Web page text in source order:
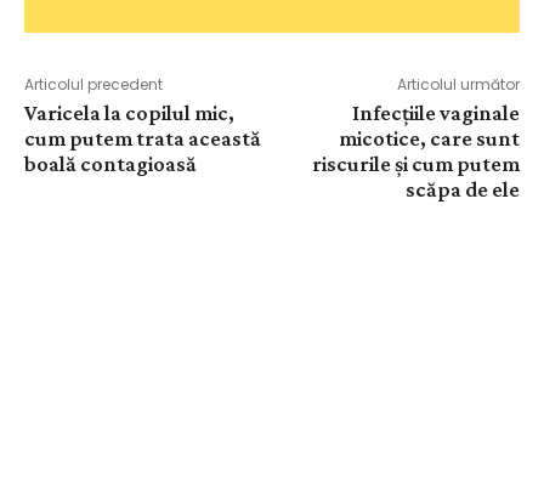
Articolul precedent
Varicela la copilul mic,
cum putem trata această
boală contagioasă
Articolul următor
Infecțiile vaginale
micotice, care sunt
riscurile și cum putem
scăpa de ele